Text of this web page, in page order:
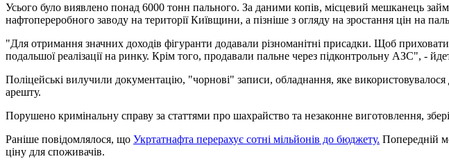
Усього було виявлено понад 6000 тонн пального. За даними копів, місцевий мешканець
нафтопереробного заводу на території Київщини, а пізніше з огляду на зростання цін на
"Для отримання значних доходів фігуранти додавали різноманітні присадки. Щоб
подальшої реалізації на ринку. Крім того, продавали пальне через підконтрольну АЗС", -
Поліцейські вилучили документацію, "чорнові" записи, обладнання, яке
арешту.
Порушено кримінальну справу за статтями про шахрайство та незаконне виготовлення,
Раніше повідомлялося, що Укртатнафта перерахує сотні мільйонів до бюджету. Попередній
ціну для споживачів.